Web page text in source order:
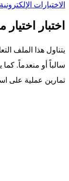
الاختبارات الإلكترونية
اختبار
يتناول هذا الملف
سالباً أو منعدماً.
تمارين عملية على